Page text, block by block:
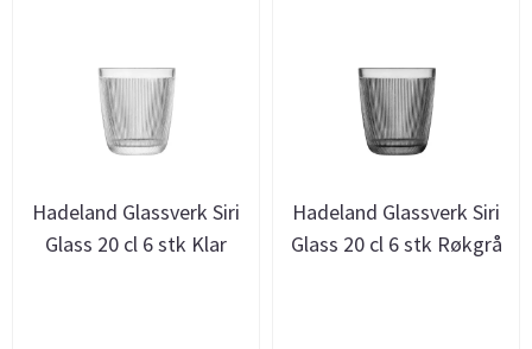
Hadeland Glassverk Siri
Glass 20 cl 6 stk Klar
Hadeland Glassverk Siri
Glass 20 cl 6 stk Røkgrå